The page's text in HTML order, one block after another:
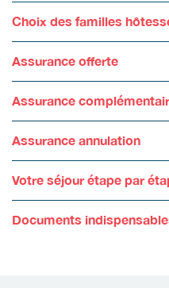
Choix des familles
Assurance offerte
Assurance
Assurance annulation
Votre séjour étape par
Documents